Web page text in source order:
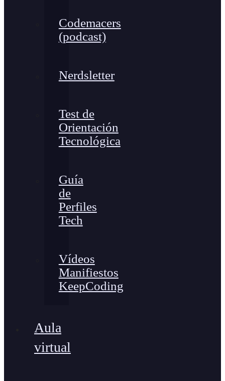
Codemacers
(podcast)
Nerdsletter
Test de
Orientación
Tecnológica
Guía
de
Perfiles
Tech
Vídeos
Manifiestos
KeepCoding
Aula
virtual